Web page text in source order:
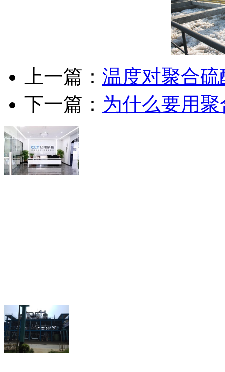
上一篇： 温度对聚合
下一篇： 为什么要用